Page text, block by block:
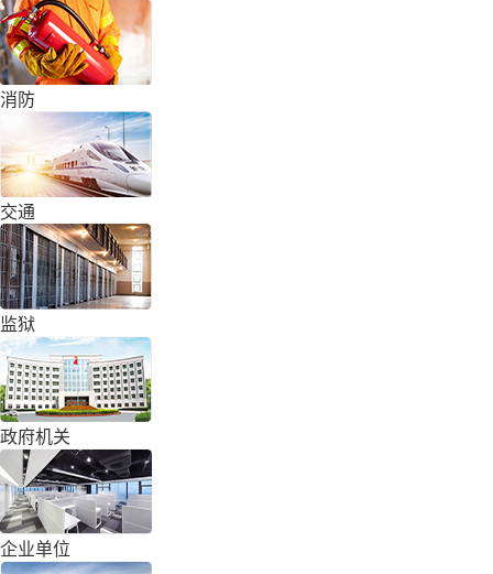
消防
交通
监狱
政府机关
企业单位